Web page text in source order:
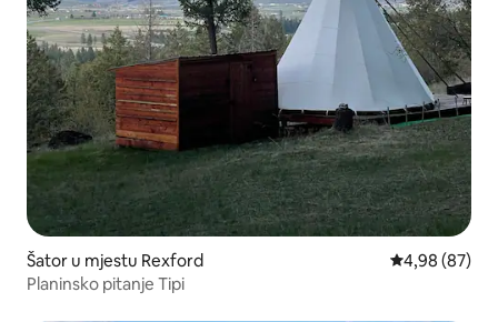
Šator u mjestu Rexford prosječna
4,98 (87)
Planinsko pitanje Tipi